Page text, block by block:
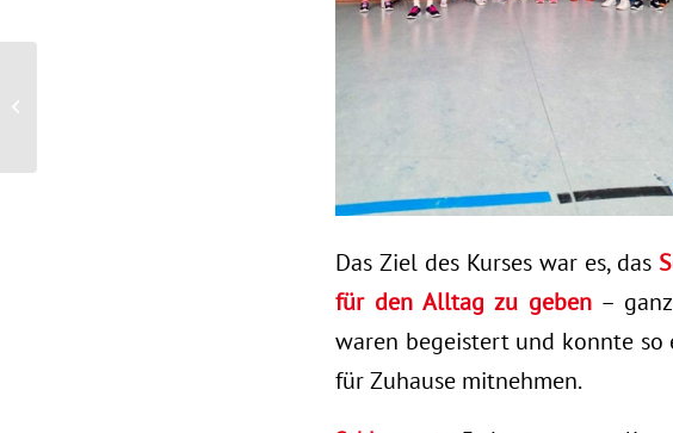
Das Ziel des Kurses war es, das
für den Alltag zu geben –
waren begeistert und konnte
für Zuhause mitnehmen.